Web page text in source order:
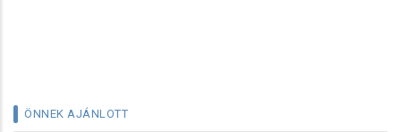
ÖNNEK AJÁNLOTT